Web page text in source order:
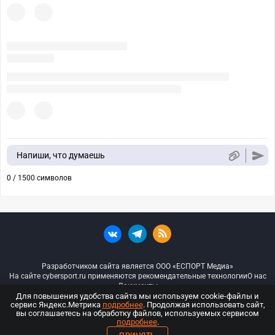
Напиши, что думаешь
0 / 1500 символов
Разработчиком сайта является ООО «ЕСПОРТ Медиа»
На сайте cybersport.ru применяются рекомендательные технологииО нас
Документы
© ООО «Киберспорт.ру» — Все права защищены
18+
Для повышения удобства сайта мы используем cookie-файлы и
сервис Яндекс.Метрика подробнее. Продолжая использовать сайт,
вы соглашаетесь на обработку файлов, используемых сервисом
подробнее.